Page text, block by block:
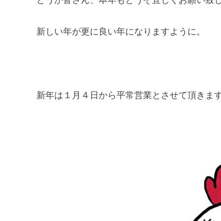
新しい年が更に良い年になりますように。
新年は１月４日から平常営業とさせて頂きま